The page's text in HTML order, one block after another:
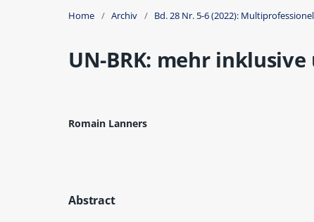
Home / Archiv / Bd. 28 Nr. 5-6 (2022):
UN-BRK: mehr
Romain Lanners
Abstract